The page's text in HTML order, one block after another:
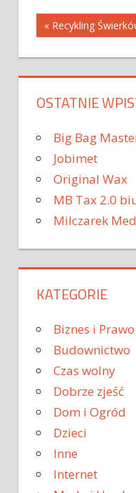
Nawigacja
wpisu
« Recykling
OSTATNIE
Big Bag
Jobimet
Original Wax
MB Tax 2.0
Milczarek
KATEGORIE
Biznes i Prawo
Budownictwo
Czas wolny
Dobrze zjeść
Dom i Ogród
Dzieci
Inne
Internet